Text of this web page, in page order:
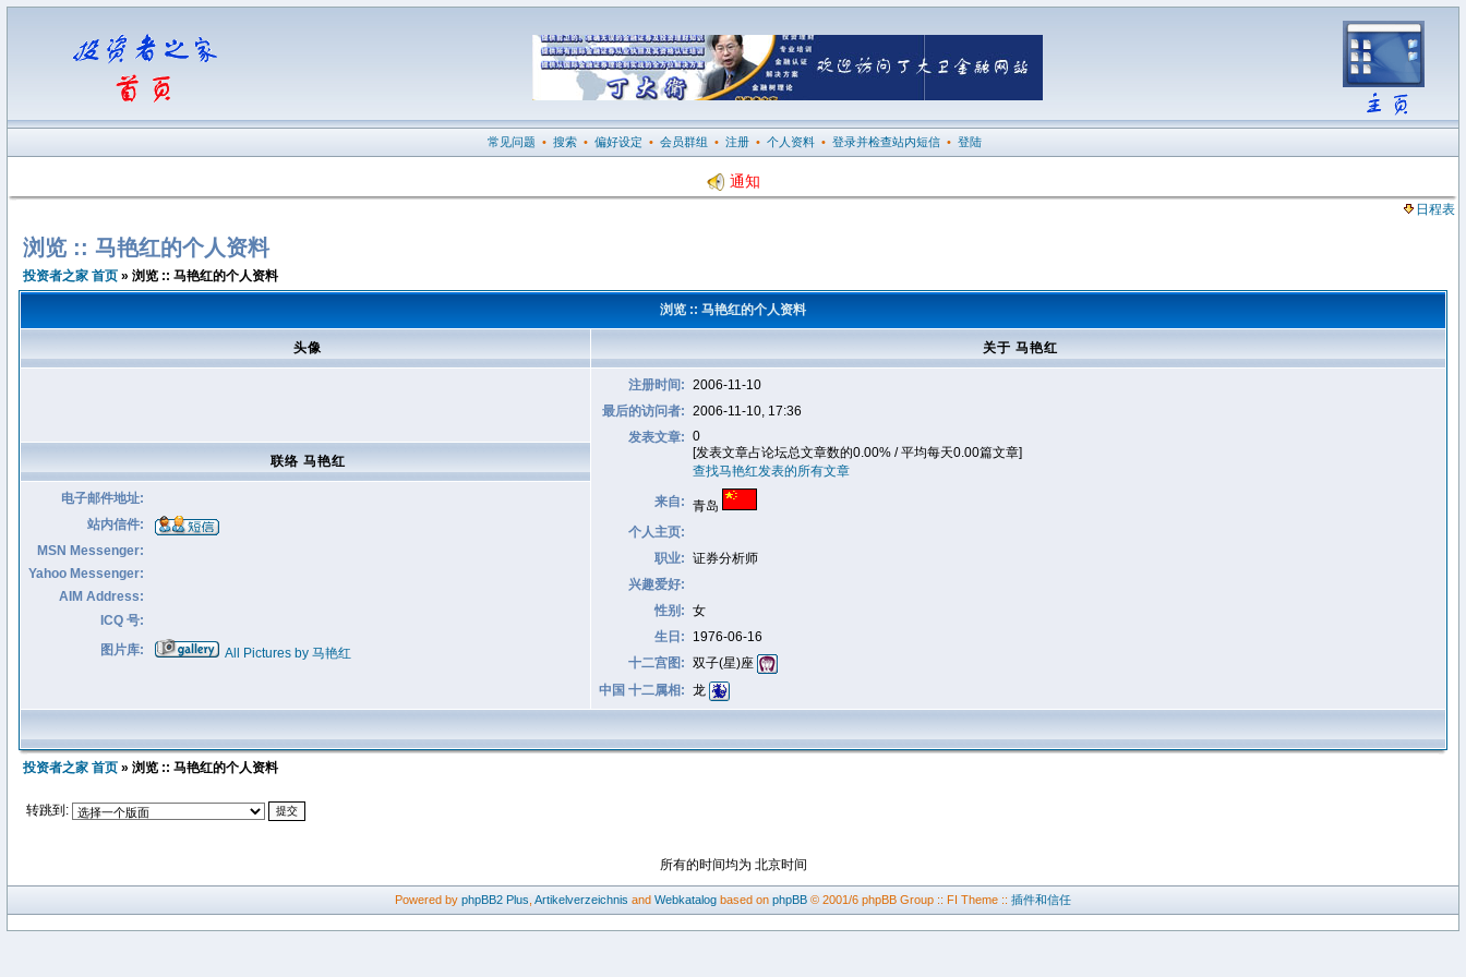
常见问题 • 搜索 • 偏好设定 • 会员群组 • 注册 • 个人资料 • 登录并检查站内短信 • 登陆
通知
日程表
浏览 :: 马艳红的个人资料
投资者之家 首页 » 浏览 :: 马艳红的个人资料
浏览 :: 马艳红的个人资料
头像 关于 马艳红
注册时间: 2006-11-10
最后的访问者: 2006-11-10, 17:36
发表文章: 0
[发表文章占论坛总文章数的0.00% / 平均每天0.00篇文章]
查找马艳红发表的所有文章
来自: 青岛
个人主页:
职业: 证券分析师
兴趣爱好:
性别: 女
生日:
1976-06-16
十二宫图: 双子(星)座
中国 十二属相: 龙
联络 马艳红
电子邮件地址:
站内信件:
MSN Messenger:
Yahoo Messenger:
AIM Address:
ICQ 号:
图片库:
All Pictures by 马艳红
投资者之家 首页 » 浏览 :: 马艳红的个人资料
转跳到:
所有的时间均为 北京时间
Powered by phpBB2 Plus Artikelverzeichnis and Webkatalog based on phpBB © 2001/6 phpBB Group :: FI Theme :: 插件和信任